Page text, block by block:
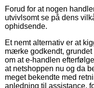
Forud for at nogen
utvivlsomt se på dens
ophidsende.
Et nemt alternativ er at
mærke godkendt,
om at e-handlen
at netshoppen nu og da
meget bekendte med
anledning til assistance,